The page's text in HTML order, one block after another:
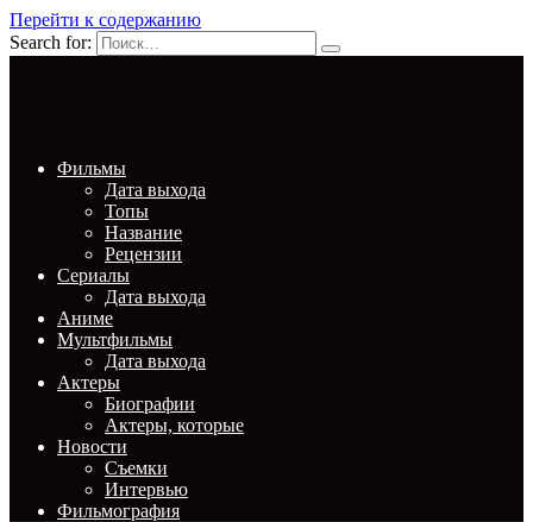
Перейти к содержанию
Search for:
Фильмы
Дата выхода
Топы
Название
Рецензии
Сериалы
Дата выхода
Аниме
Мультфильмы
Дата выхода
Актеры
Биографии
Актеры, которые
Новости
Съемки
Интервью
Фильмография